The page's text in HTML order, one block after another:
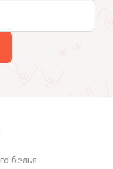
белья